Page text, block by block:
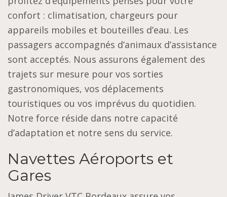
confort : climatisation, chargeurs pour
appareils mobiles et bouteilles d’eau. Les
passagers accompagnés d’animaux d’assistance
sont acceptés. Nous assurons également des
trajets sur mesure pour vos sorties
gastronomiques, vos déplacements
touristiques ou vos imprévus du quotidien.
Notre force réside dans notre capacité
d’adaptation et notre sens du service.
Navettes Aéroports et
Gares